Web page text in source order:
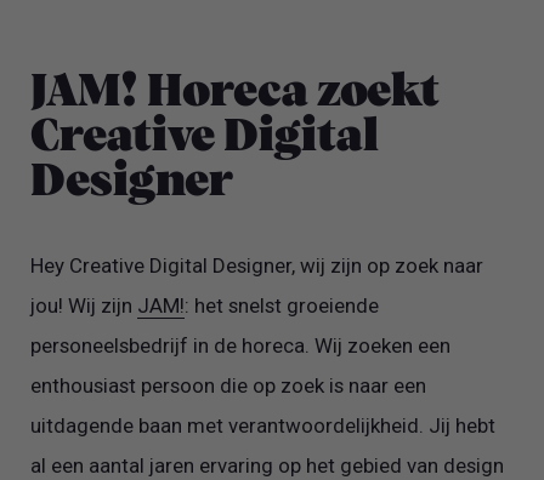
JAM! Horeca zoekt
Creative Digital
Designer
Hey Creative Digital Designer, wij zijn op zoek naar
jou! Wij zijn JAM!: het snelst groeiende
personeelsbedrijf in de horeca. Wij zoeken een
enthousiast persoon die op zoek is naar een
uitdagende baan met verantwoordelijkheid. Jij hebt
al een aantal jaren ervaring op het gebied van design